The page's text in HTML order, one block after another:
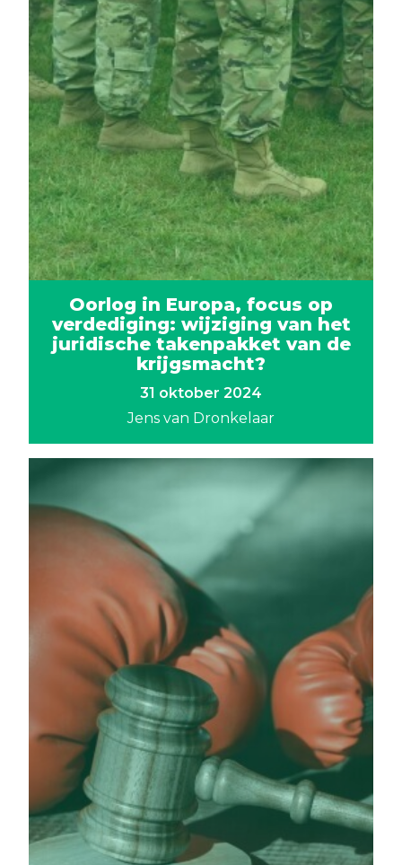
Oorlog in Europa, focus op
verdediging: wijziging van het
juridische takenpakket van de
krijgsmacht?
31 oktober 2024
Jens van Dronkelaar